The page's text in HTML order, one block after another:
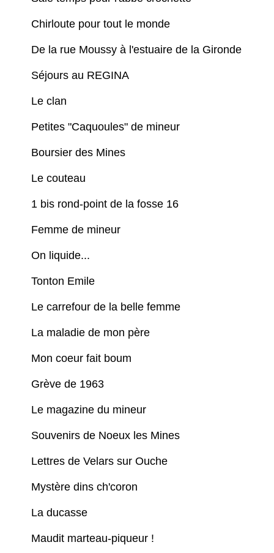
Chirloute pour tout le monde
De la rue Moussy à l'estuaire de la Gironde
Séjours au REGINA
Le clan
Petites "Caquoules" de mineur
Boursier des Mines
Le couteau
1 bis rond-point de la fosse 16
Femme de mineur
On liquide...
Tonton Emile
Le carrefour de la belle femme
La maladie de mon père
Mon coeur fait boum
Grève de 1963
Le magazine du mineur
Souvenirs de Noeux les Mines
Lettres de Velars sur Ouche
Mystère dins ch'coron
La ducasse
Maudit marteau-piqueur !